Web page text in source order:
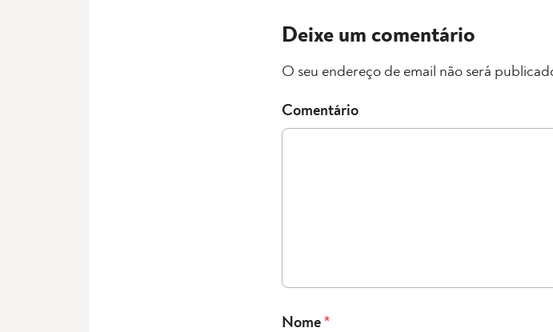
Deixe um comentário
O seu endereço de email não será
Comentário
Nome *